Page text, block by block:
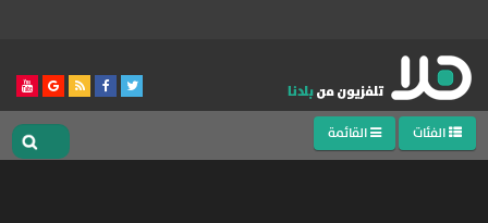
الفئات القائمة